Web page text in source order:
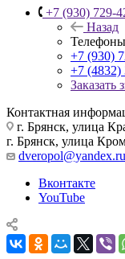
+7 (930) 729-
Назад
Телефоны
+7 (930)
+7 (4832)
Заказать
Контактная
г. Брянск, улица
г. Брянск, улица
dveropol@yandex.ru
Вконтакте
YouTube